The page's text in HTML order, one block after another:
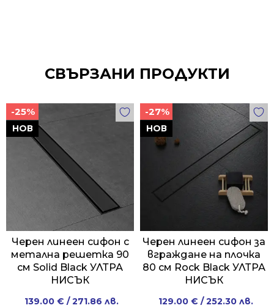
СВЪРЗАНИ ПРОДУКТИ
НОВ
-25%
Черен линеен сифон с
метална решетка 90
см Solid Black УЛТРА
НИСЪК
Original
139.00 € / 271.86 лв.
Current
НОВ
-27%
Черен линеен сифон за
вграждане на плочка
80 см Rock Black УЛТРА
НИСЪК
Original
129.00 € / 252.30 лв.
Current